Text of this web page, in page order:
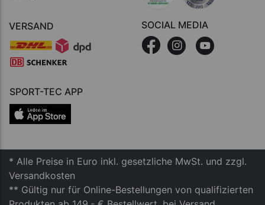
VERSAND SOCIAL MEDIA
SPORT-TEC APP
* Alle Preise in Euro inkl. gesetzliche MwSt. und zzgl.
Versandkosten
** Gültig nur für Online-Bestellungen von qualifizierten